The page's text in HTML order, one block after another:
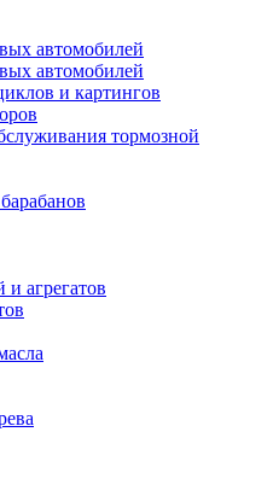
автомобилей
автомобилей
и картингов
тормозной
агрегатов